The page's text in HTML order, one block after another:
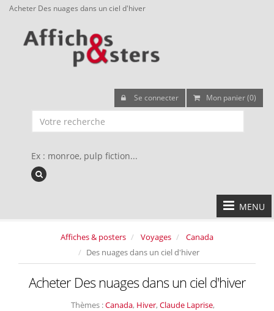
Acheter Des nuages dans un ciel d'hiver
Se connecter Mon panier (0)
Ex : monroe, pulp fiction...
MENU
Affiches & posters Voyages
Canada
Des nuages dans un ciel d'hiver
Acheter Des nuages dans un ciel d'hiver
Thèmes :Canada, Hiver, Claude Laprise,